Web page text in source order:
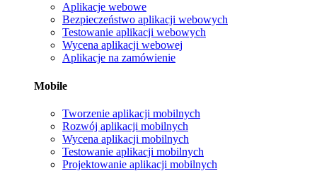
Aplikacje webowe
Bezpieczeństwo aplikacji webowych
Testowanie aplikacji webowych
Wycena aplikacji webowej
Aplikacje na zamówienie
Mobile
Tworzenie aplikacji mobilnych
Rozwój aplikacji mobilnych
Wycena aplikacji mobilnych
Testowanie aplikacji mobilnych
Projektowanie aplikacji mobilnych